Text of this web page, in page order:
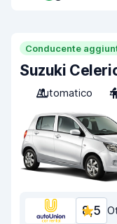
Conducente
Suzuki
Automatico
4
8,5